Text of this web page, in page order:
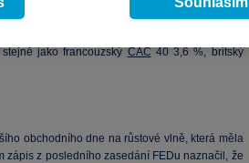
zpevnilo o 9,9 % a Wm Morrison o 7,8 %.
jako francouzský CAC 40 3,6 %, britský
obchodního dne na růstové vlně, která měla
zápis z posledního zasedání FEDu naznačil, že